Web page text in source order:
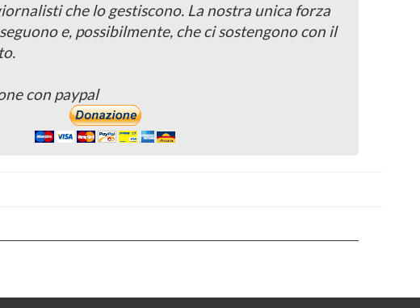
che lo gestiscono. La nostra unica forza
e, possibilmente, che ci sostengono con il
con paypal